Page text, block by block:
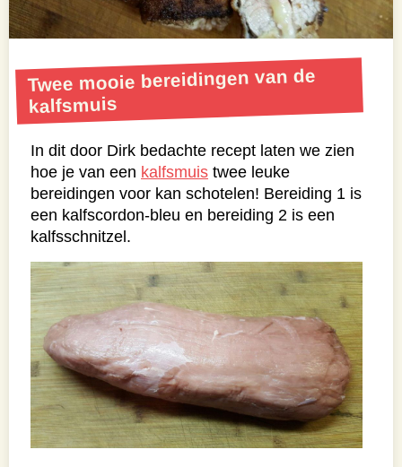
Twee mooie bereidingen van de
kalfsmuis
In dit door Dirk bedachte recept laten we zien
hoe je van een kalfsmuis twee leuke
bereidingen voor kan schotelen! Bereiding 1 is
een kalfscordon-bleu en bereiding 2 is een
kalfsschnitzel.